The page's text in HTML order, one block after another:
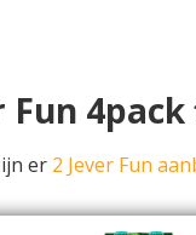
Fun
er 2 Jever Fun